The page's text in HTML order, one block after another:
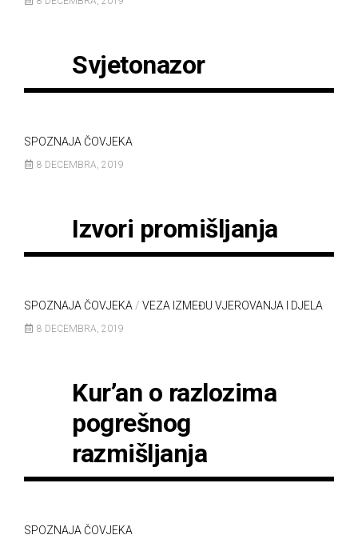
Svjetonazor
SPOZNAJA ČOVJEKA
8 DECEMBRA, 2019
Izvori promišljanja
SPOZNAJA ČOVJEKA / VEZA IZMEĐU VJEROVANJA I DJELA
8 DECEMBRA, 2019
Kur’an o razlozima
pogrešnog
razmišljanja
SPOZNAJA ČOVJEKA